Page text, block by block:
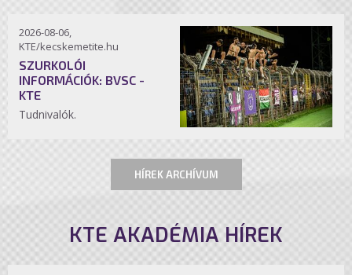
2026-08-06,
KTE/kecskemetite.hu
SZURKOLÓI
INFORMÁCIÓK: BVSC -
KTE
Tudnivalók.
HÍREK ARCHÍVUM
KTE AKADÉMIA HÍREK